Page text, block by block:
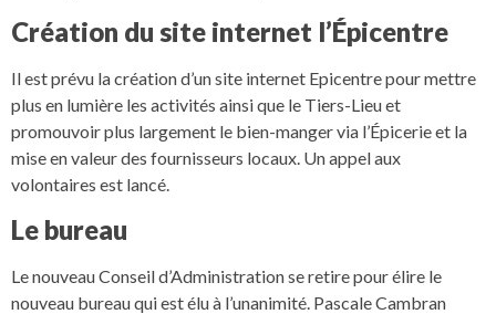
Création du site internet l’Épicentre
Il est prévu la création d’un site internet Epicentre pour mettre
plus en lumière les activités ainsi que le Tiers-Lieu et
promouvoir plus largement le bien-manger via l’Épicerie et la
mise en valeur des fournisseurs locaux. Un appel aux
volontaires est lancé.
Le bureau
Le nouveau Conseil d’Administration se retire pour élire le
nouveau bureau qui est élu à l’unanimité. Pascale Cambran